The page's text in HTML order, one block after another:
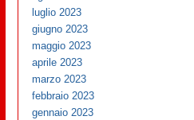
luglio 2023
giugno 2023
maggio 2023
aprile 2023
marzo 2023
febbraio 2023
gennaio 2023